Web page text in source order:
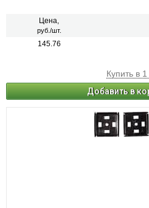
Цена,
руб./шт.
145.76
Купить в 1
Добавить в